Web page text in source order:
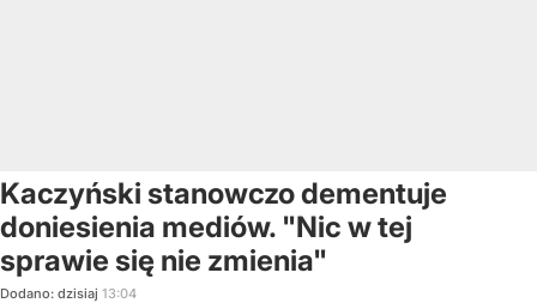
Kaczyński stanowczo dementuje
doniesienia mediów. "Nic w tej
sprawie się nie zmienia"
Dodano: dzisiaj 13:04